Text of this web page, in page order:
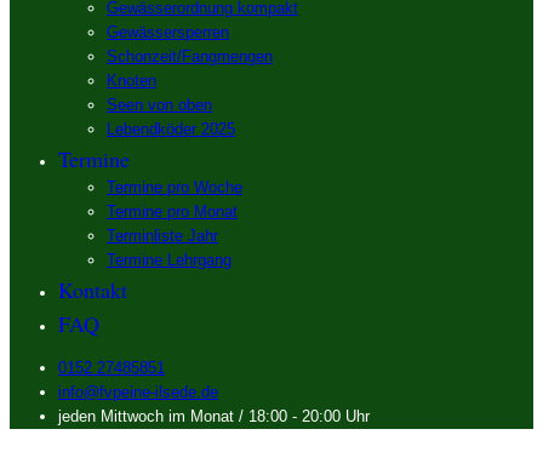
Gewässerordnung kompakt
Gewässersperren
Schonzeit/Fangmengen
Knoten
Seen von oben
Lebendköder 2025
Termine
Termine pro Woche
Termine pro Monat
Terminliste Jahr
Termine Lehrgang
Kontakt
FAQ
0152 27485851
info@fvpeine-ilsede.de
jeden Mittwoch im Monat / 18:00 - 20:00 Uhr